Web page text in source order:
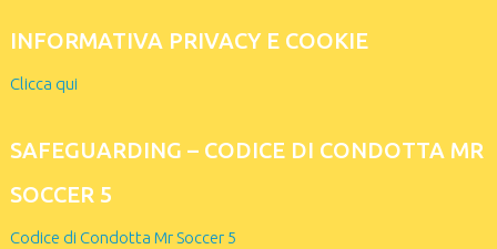
INFORMATIVA PRIVACY E COOKIE
Clicca qui
SAFEGUARDING – CODICE DI CONDOTTA MR
SOCCER 5
Codice di Condotta Mr Soccer 5